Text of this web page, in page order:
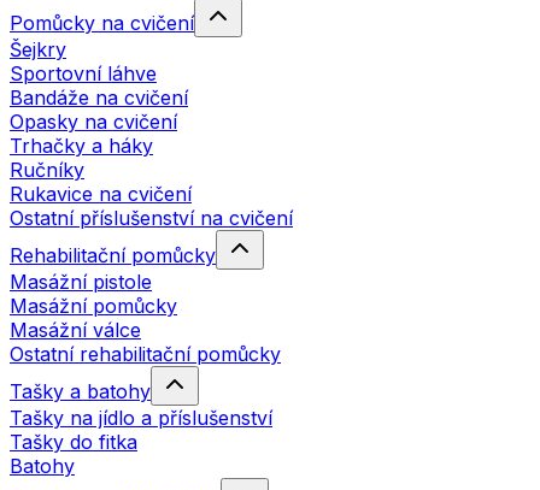
Pomůcky na cvičení
Šejkry
Sportovní láhve
Bandáže na cvičení
Opasky na cvičení
Trhačky a háky
Ručníky
Rukavice na cvičení
Ostatní příslušenství na cvičení
Rehabilitační pomůcky
Masážní pistole
Masážní pomůcky
Masážní válce
Ostatní rehabilitační pomůcky
Tašky a batohy
Tašky na jídlo a příslušenství
Tašky do fitka
Batohy